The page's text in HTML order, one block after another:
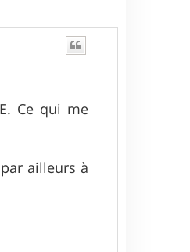
Ce qui me
ailleurs à